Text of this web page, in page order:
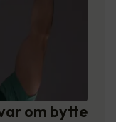
om bytte